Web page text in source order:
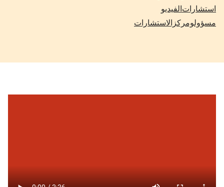
استشارات الفيديو
مسؤولو مركز الاستشارات